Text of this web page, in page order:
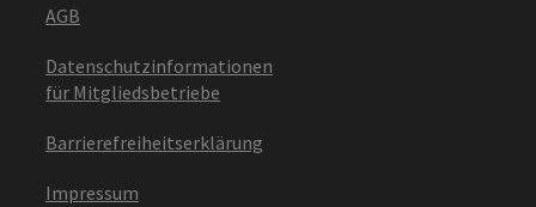
AGB
Datenschutzinformationen
für Mitgliedsbetriebe
Barrierefreiheitserklärung
Impressum